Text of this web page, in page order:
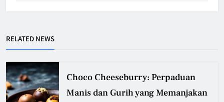
RELATED NEWS
Choco Cheeseburry: Perpaduan
Manis dan Gurih yang Memanjakan